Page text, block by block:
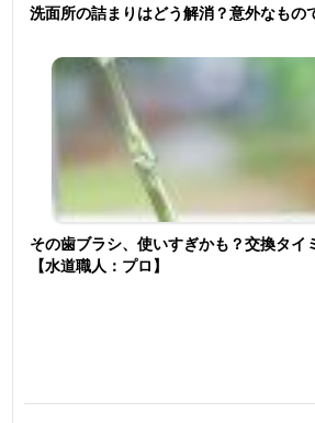
洗面所の詰まりはどう解消？意外なもの
その歯ブラシ、使いすぎかも？交換タイ
【水道職人：プロ】